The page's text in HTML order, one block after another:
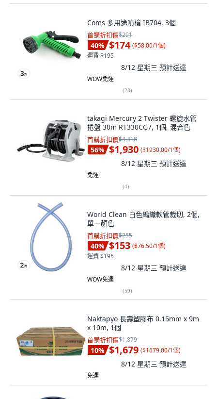
Coms 多用途噴槍 IB704, 3個
首購折扣價$291
40% $174 ($58.00/1個)
運費 $195
8/12 星期三 預計送達
WOW免運
(28)
takagi Mercury 2 Twister 螺旋水管
捲盤 30m RT330CG7, 1個, 混合色
首購折扣價$4,418
56% $1,930 ($1930.00/1個)
8/12 星期三 預計送達
免運
(4)
World Clean 白色編織軟管裁切, 2個,
單一顏色
首購折扣價$255
40% $153 ($76.50/1個)
運費 $195
8/12 星期三 預計送達
WOW免運
(59)
Naktapyo 長壽塑膠布 0.15mm x 9m
x 10m, 1個
首購折扣價$1,879
10% $1,679 ($1679.00/1個)
8/12 星期三 預計送達
免運